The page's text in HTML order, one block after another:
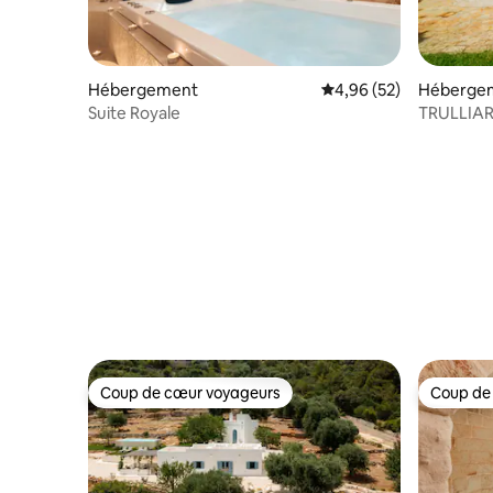
Hébergement Évaluation moyenne
4,96 (52)
Suite Royale
Coup de cœur voyageurs
Coup de cœur voyageurs Coup
Coup